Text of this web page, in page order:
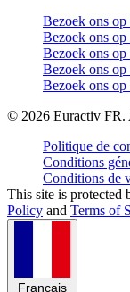
Bezoek ons
Bezoek ons
Bezoek ons op
Bezoek ons op
Bezoek ons
© 2026 Euractiv FR.
Politique de
Conditions
Conditions de
This site is
Policy and Terms of
Français